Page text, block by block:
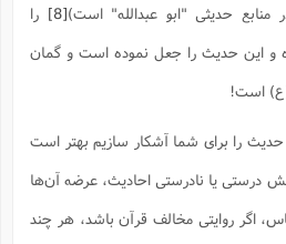
حدیثی "ابو عبدالله" است)[8]
را
و این حدیث را جعل نموده است و گمان
است!
را برای شما آشکار سازیم بهتر است
درستی یا نادرستی احادیث، عرضه آن‌ها
اگر روایتی مخالف قرآن باشد، هر چند